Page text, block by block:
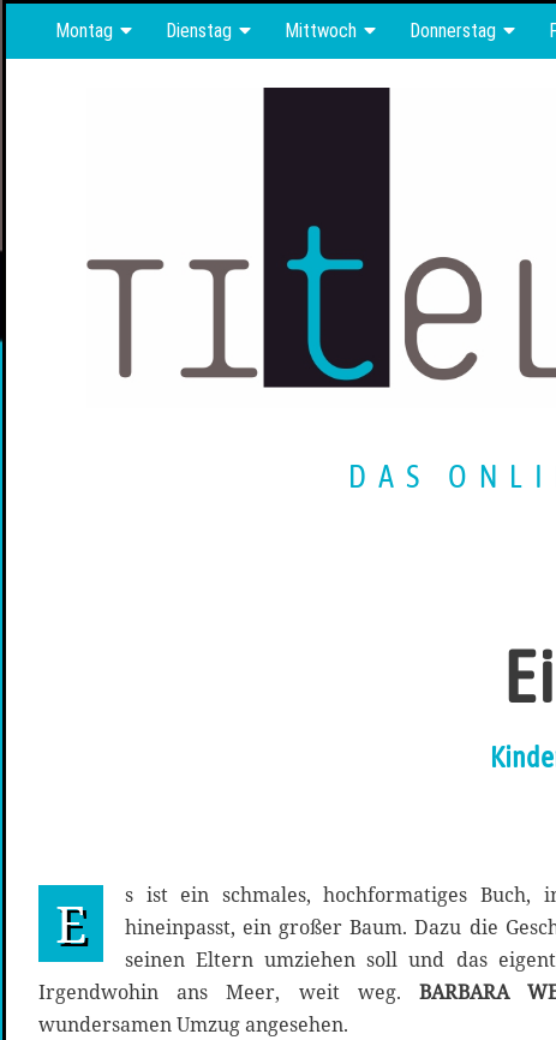
Montag Dienstag Mittwoch Donnerstag
DAS
E
s ist ein schmales, hochformatiges Buch,
hineinpasst, ein großer Baum. Dazu die
seinen Eltern umziehen soll und das
Irgendwohin ans Meer, weit weg. BARBARA
wundersamen Umzug angesehen.